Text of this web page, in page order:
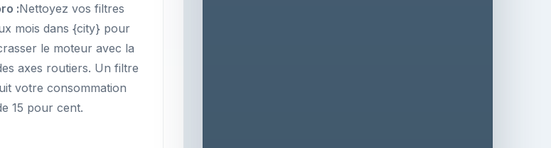
:Nettoyez vos filtres
mois dans {city} pour
le moteur avec la
axes routiers. Un filtre
votre consommation
15 pour cent.